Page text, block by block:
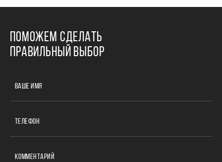
ПОМОЖЕМ СДЕЛАТЬ
ПРАВИЛЬНЫЙ ВЫБОР
ВАШЕ ИМЯ
ТЕЛЕФОН
КОММЕНТАРИЙ